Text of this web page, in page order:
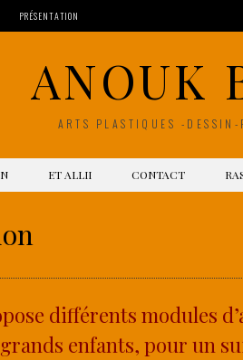
PRÉSENTATION
ANOUK
ARTS PLASTIQUES -
ET ALLII CONTACT
différents modules
enfants, pour un